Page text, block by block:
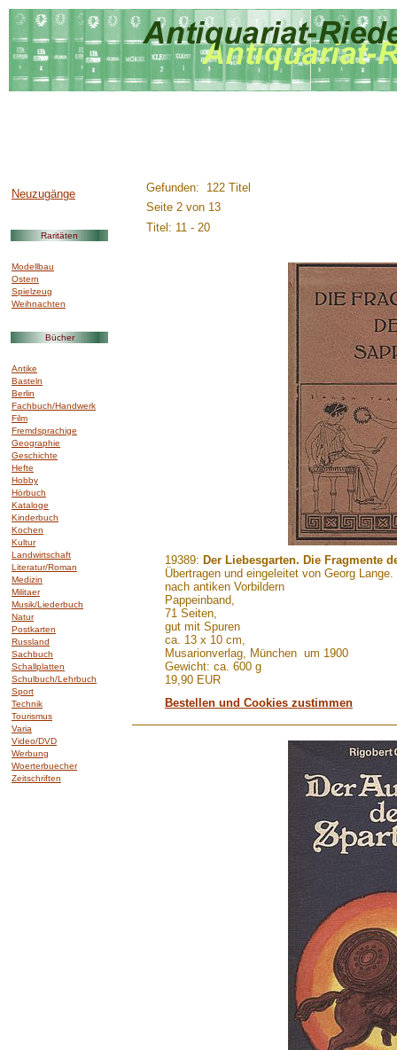
Neuzugänge
Raritäten
Modellbau
Ostern
Spielzeug
Weihnachten
Bücher
Antike
Basteln
Berlin
Fachbuch/Handwerk
Film
Fremdsprachige
Geographie
Geschichte
Hefte
Hobby
Hörbuch
Kataloge
Kinderbuch
Kochen
Kultur
Landwirtschaft
Literatur/Roman
Medizin
Militaer
Musik/Liederbuch
Natur
Postkarten
Russland
Sachbuch
Schallplatten
Schulbuch/Lehrbuch
Sport
Technik
Tourismus
Varia
Video/DVD
Werbung
Woerterbuecher
Zeitschriften
Gefunden: 122 Titel
Seite 2 von 13
Titel: 11 - 20
19389: Der Liebesgarten. Die Fragmente
Übertragen und eingeleitet von Georg
nach antiken Vorbildern
Pappeinband,
71 Seiten,
gut mit Spuren
ca. 13 x 10 cm,
Musarionverlag, München um 1900
Gewicht: ca. 600 g
19,90 EUR
Bestellen und Cookies zustimmen